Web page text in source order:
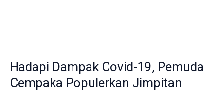
Hadapi Dampak Covid-19, Pemuda
Cempaka Populerkan Jimpitan
Covid-
19,